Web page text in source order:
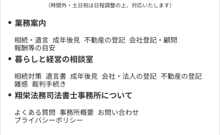
（時間外・土日祝は日程調整の上、対応いたします）
業務案内
相続・遺言 成年後見 不動産の登記 会社登記・顧問
報酬等の目安
暮らしと経営の相談室
相続対策 遺言書 成年後見 会社・法人の登記 不動産の登記
雑感 裁判手続き
翔栄法務司法書士事務所について
よくある質問 事務所概要 お問い合わせ
プライバシーポリシー